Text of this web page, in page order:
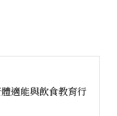
適能與飲食教育行